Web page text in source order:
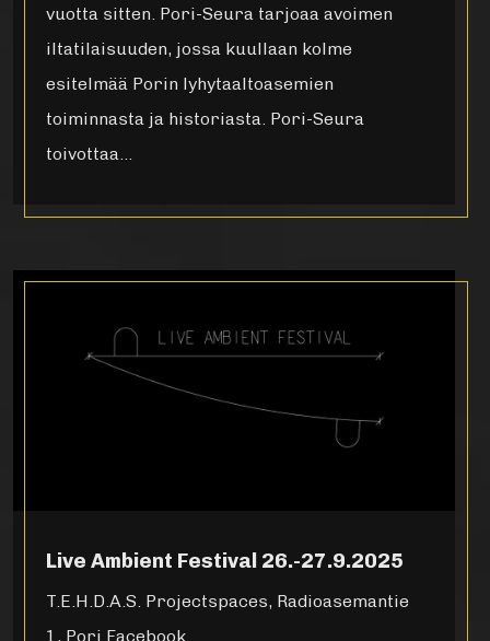
vuotta sitten. Pori-Seura tarjoaa avoimen
iltatilaisuuden, jossa kuullaan kolme
esitelmää Porin lyhytaaltoasemien
toiminnasta ja historiasta. Pori-Seura
toivottaa…
Live Ambient Festival 26.-27.9.2025
T.E.H.D.A.S. Projectspaces, Radioasemantie
1, Pori Facebook